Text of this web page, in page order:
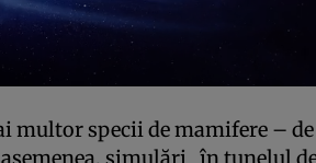
multor specii de mamifere –